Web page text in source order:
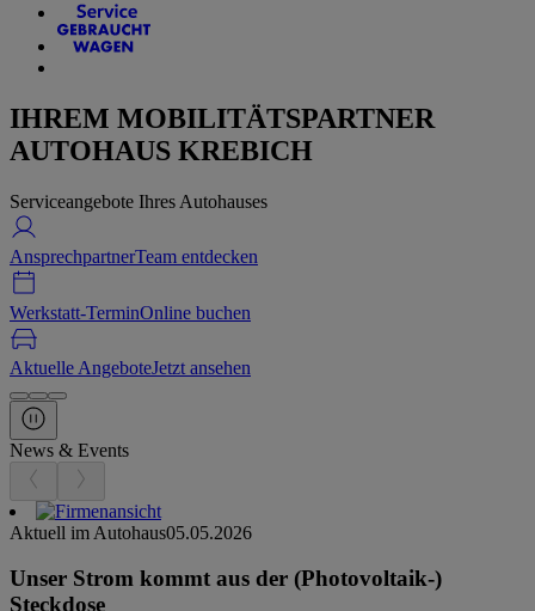
IHREM MOBILITÄTSPARTNER
AUTOHAUS KREBICH
Serviceangebote Ihres Autohauses
AnsprechpartnerTeam entdecken
Werkstatt-TerminOnline buchen
Aktuelle AngeboteJetzt ansehen
News & Events
Aktuell im Autohaus05.05.2026
Unser Strom kommt aus der (Photovoltaik-)
Steckdose